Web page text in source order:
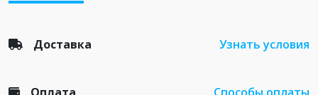
Доставка Узнать условия